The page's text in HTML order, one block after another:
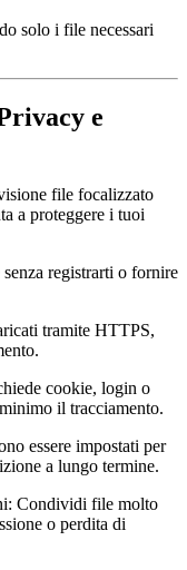
solo i file necessari
e
file focalizzato
a proteggere i tuoi
registrarti o fornire
tramite HTTPS,
cookie, login o
il tracciamento.
essere impostati per
a lungo termine.
Condividi file molto
o perdita di